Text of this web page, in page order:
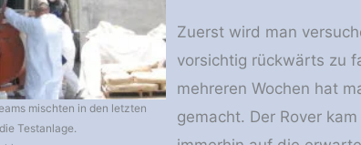
mischten in den letzten
Testanlage.
Zuerst wird man
vorsichtig rückwärts zu
mehreren Wochen hat
gemacht. Der Rover